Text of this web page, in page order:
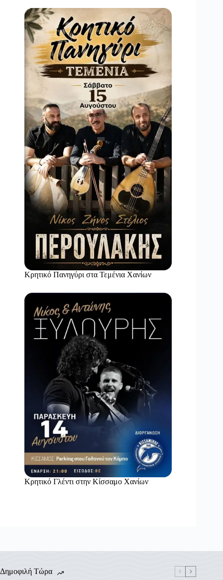
Κρητικό Πανηγύρι στα Τεμένια Χανίων
Κρητικό Γλέντι στην Κίσσαμο Χανίων
Δημοφιλή Τώρα